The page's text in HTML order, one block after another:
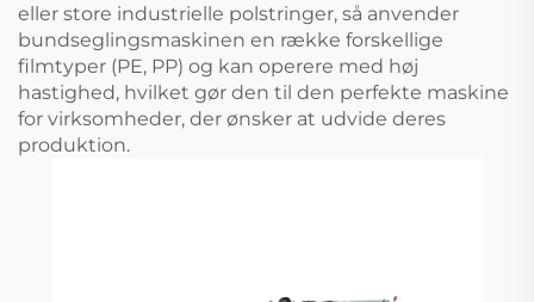
eller store industrielle polstringer, så anvender
bundseglingsmaskinen en række forskellige
filmtyper (PE, PP) og kan operere med høj
hastighed, hvilket gør den til den perfekte maskine
for virksomheder, der ønsker at udvide deres
produktion.